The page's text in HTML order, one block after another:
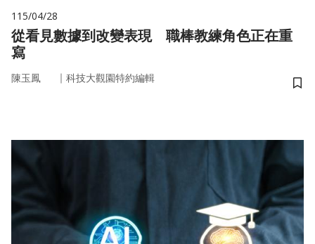
115/04/28
從看見數據到改變表現 職棒教練角色正在重
寫
陳玉鳳 ｜ 科技大觀園特約編輯
儲